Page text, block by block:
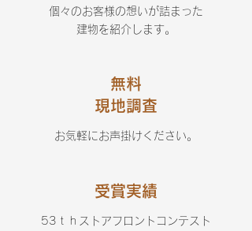
​個々のお客様の想いが詰まった
建物を紹介します。
無料
​現地調査
お気軽にお声掛けください。
受賞​実績
53ｔｈストアフロントコンテスト